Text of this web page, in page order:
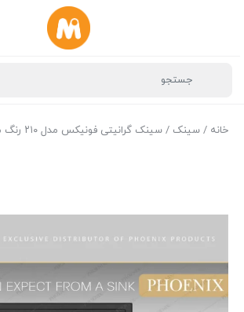
خانه / سینک / سینک گرانیتی فونیکس مدل ۲۱۰ رنگ مشکی